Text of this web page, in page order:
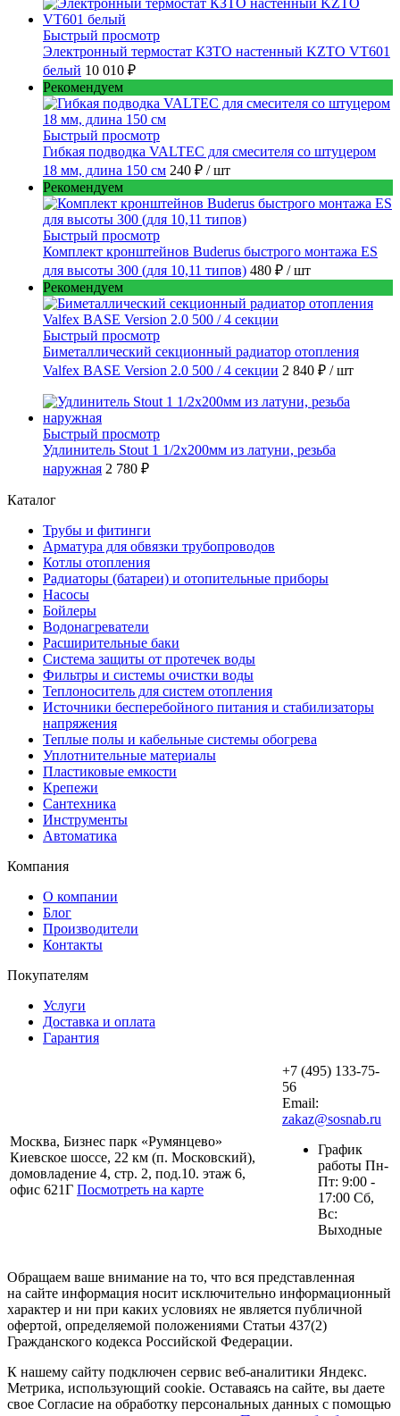
Быстрый просмотр
Электронный термостат КЗТО настенный KZTO VT601
белый 10 010 ₽
Рекомендуем
Быстрый просмотр
Гибкая подводка VALTEC для смесителя со штуцером
18 мм, длина 150 см 240 ₽ / шт
Рекомендуем
Быстрый просмотр
Комплект кронштейнов Buderus быстрого монтажа ES
для высоты 300 (для 10,11 типов) 480 ₽ / шт
Рекомендуем
Быстрый просмотр
Биметаллический секционный радиатор отопления
Valfex BASE Version 2.0 500 / 4 секции 2 840 ₽ / шт
Быстрый просмотр
Удлинитель Stout 1 1/2x200мм из латуни, резьба
наружная 2 780 ₽
Каталог
Трубы и фитинги
Арматура для обвязки трубопроводов
Котлы отопления
Радиаторы (батареи) и отопительные приборы
Насосы
Бойлеры
Водонагреватели
Расширительные баки
Система защиты от протечек воды
Фильтры и системы очистки воды
Теплоноситель для систем отопления
Источники бесперебойного питания и стабилизаторы
напряжения
Теплые полы и кабельные системы обогрева
Уплотнительные материалы
Пластиковые емкости
Крепежи
Сантехника
Инструменты
Автоматика
Компания
О компании
Блог
Производители
Контакты
Покупателям
Услуги
Доставка и оплата
Гарантия
Москва, Бизнес парк «Румянцево»
Киевское шоссе, 22 км (п. Московский),
домовладение 4, стр. 2, под.10. этаж 6,
офис 621Г Посмотреть на карте
+7 (495) 133-75-
56
Email:
zakaz@sosnab.ru
График
работы Пн-
Пт: 9:00 -
17:00 Сб,
Вс:
Выходные
Обращаем ваше внимание на то, что вся представленная
на сайте информация носит исключительно информационный
характер и ни при каких условиях не является публичной
офертой, определяемой положениями Статьи 437(2)
Гражданского кодекса Российской Федерации.
К нашему сайту подключен сервис веб-аналитики Яндекс.
Метрика, использующий cookie. Оставаясь на сайте, вы даете
свое Согласие на обработку персональных данных с помощью